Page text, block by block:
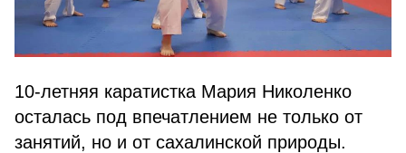
10-летняя каратистка Мария Николенко
осталась под впечатлением не только от
занятий, но и от сахалинской природы.